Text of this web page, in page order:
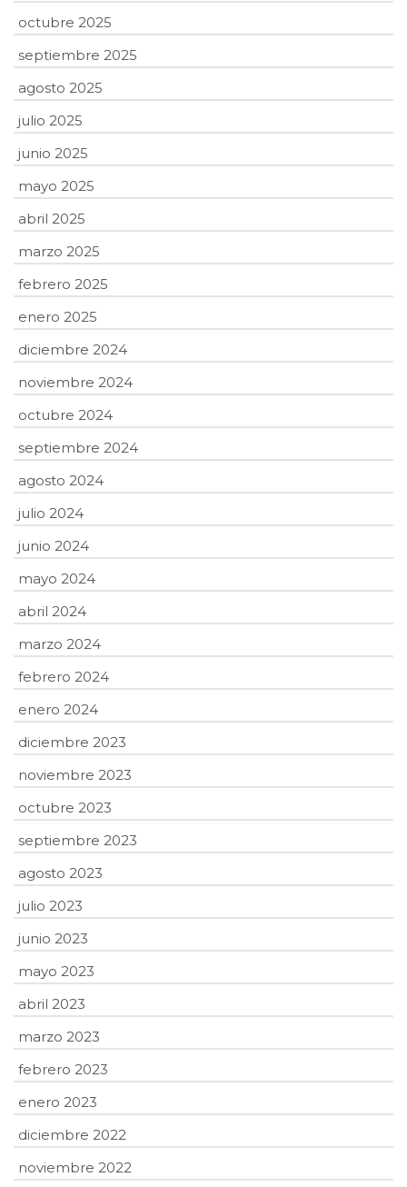
octubre 2025
septiembre 2025
agosto 2025
julio 2025
junio 2025
mayo 2025
abril 2025
marzo 2025
febrero 2025
enero 2025
diciembre 2024
noviembre 2024
octubre 2024
septiembre 2024
agosto 2024
julio 2024
junio 2024
mayo 2024
abril 2024
marzo 2024
febrero 2024
enero 2024
diciembre 2023
noviembre 2023
octubre 2023
septiembre 2023
agosto 2023
julio 2023
junio 2023
mayo 2023
abril 2023
marzo 2023
febrero 2023
enero 2023
diciembre 2022
noviembre 2022